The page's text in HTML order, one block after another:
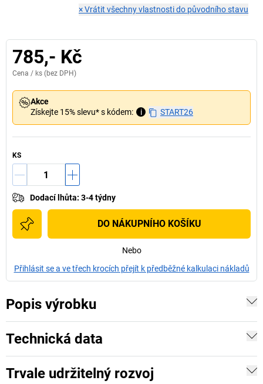
×Vrátit všechny vlastnosti do původního stavu
785,- Kč
Cena / ks (bez DPH)
Akce
Získejte 15% slevu* s kódem:
i START26
KS
Dodací lhůta: 3-4 týdny
DO NÁKUPNÍHO KOŠÍKU
Nebo
Přihlásit se a ve třech krocích přejít k předběžné kalkulaci nákladů
Popis výrobku
Technická data
Trvale udržitelný rozvoj